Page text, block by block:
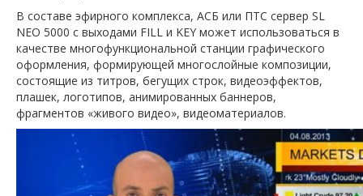
В составе эфирного комплекса, АСБ или ПТС сервер SL
NEO 5000 с выходами FILL и KEY может использоваться в
качестве многофункциональной станции графического
оформления, формирующей многослойные композиции,
состоящие из титров, бегущих строк, видеоэффектов,
плашек, логотипов, анимированных баннеров,
фрагментов «живого видео», видеоматериалов.